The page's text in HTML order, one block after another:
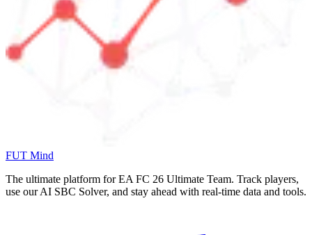
FUT Mind
The ultimate platform for EA FC 26 Ultimate Team. Track players,
use our AI SBC Solver, and stay ahead with real-time data and tools.